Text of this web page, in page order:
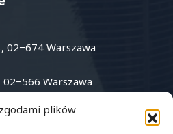
plików
02−674 Warszawa
02−566 Warszawa